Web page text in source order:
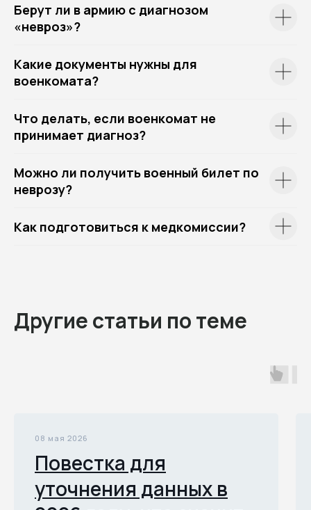
Берут ли в армию с диагнозом
«невроз»?
Какие документы нужны для
военкомата?
Что делать, если военкомат не
принимает диагноз?
Можно ли получить военный билет по
неврозу?
Как подготовиться к медкомиссии?
Другие статьи по теме
08 мая 2026
Повестка для
уточнения данных в